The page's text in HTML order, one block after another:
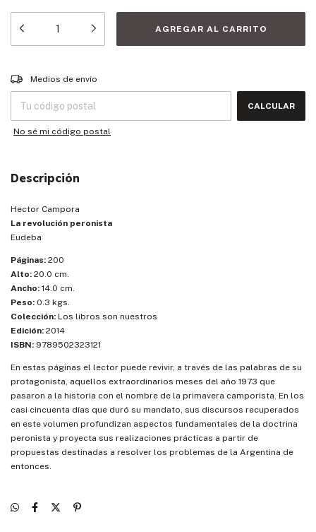
Entregas para el CP:
Medios de envío
CALCULAR
No sé mi código postal
Descripción
Hector Campora
La revolución peronista
Eudeba
Páginas: 200
Alto: 20.0 cm.
Ancho: 14.0 cm.
Peso: 0.3 kgs.
Colección: Los libros son nuestros
Edición: 2014
ISBN: 9789502323121
En estas páginas el lector puede revivir, a través de las palabras de su
protagonista, aquellos extraordinarios meses del año 1973 que
pasaron a la historia con el nombre de la primavera camporista. En los
casi cincuenta días que duró su mandato, sus discursos recuperados
en este volumen profundizan aspectos fundamentales de la doctrina
peronista y proyecta sus realizaciones prácticas a partir de
propuestas destinadas a resolver los problemas de la Argentina de
entonces.